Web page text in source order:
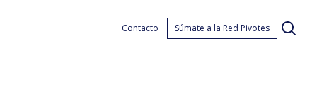
Contacto Súmate a la Red Pivotes